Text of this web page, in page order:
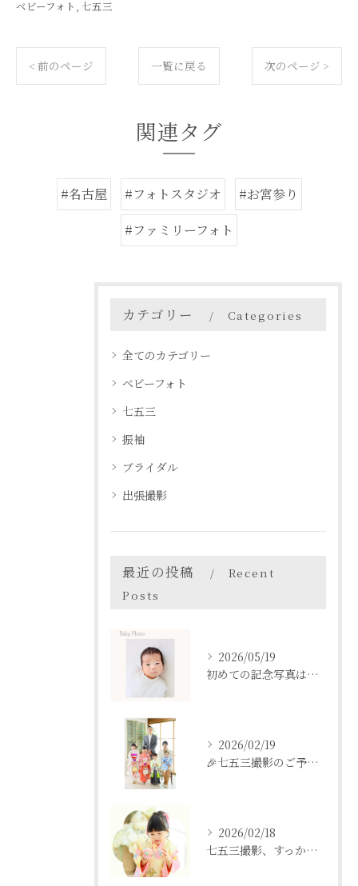
ベビーフォト 七五三
< 前のページ 一覧に戻る 次のページ >
関連タグ
#名古屋 #フォトスタジオ
#お宮参り
#ファミリーフォト
カテゴリー Categories
全てのカテゴリー
ベビーフォト
七五三
振袖
ブライダル
出張撮影
最近の投稿
Recent
Posts
2026/05/19
初めての記念写真はは、DEAR STUDIOで。
2026/02/19
🎉七五三撮影のご予約をご検討中の方へ🎉
2026/02/18
七五三撮影、すっかり忘れてた💦という方も